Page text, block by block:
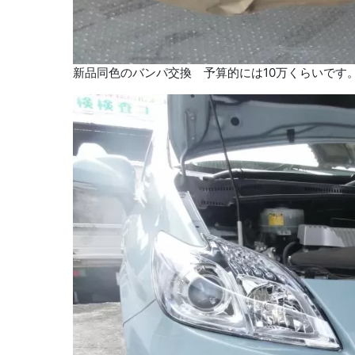
新品同色のバンパ交換 予算的には10万くらいです